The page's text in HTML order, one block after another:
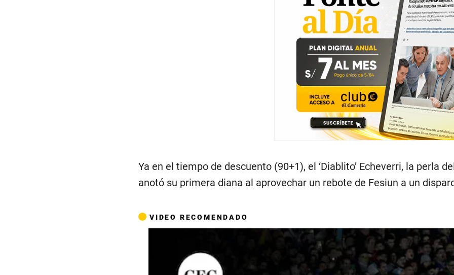
Ya en el tiempo de descuento (90+1), el ‘Diablito’ Echeverri, la perla
anotó su primera diana al aprovechar un rebote de Fesiun a un
VIDEO RECOMENDADO